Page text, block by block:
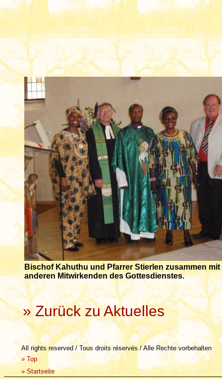
Bischof Kahuthu und Pfarrer Stierlen zusammen
anderen Mitwirkenden des Gottesdienstes.
» Zurück zu Aktuelles
All rights reserved / Tous droits réservés / Alle Rechte vorbehalten
»Top
» Startseite